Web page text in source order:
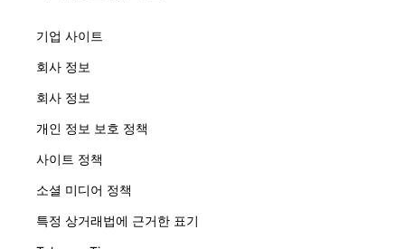
기업 사이트
회사 정보
회사 정보
개인 정보 보호 정책
사이트 정책
소셜 미디어 정책
특정 상거래법에 근거한 표기